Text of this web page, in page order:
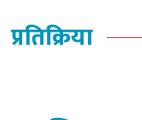
प्रतिक्रिया